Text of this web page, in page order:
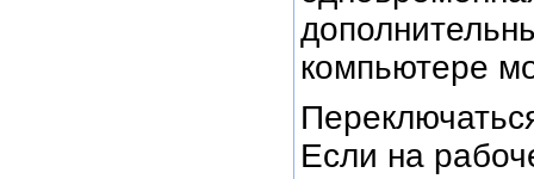
компьютере
Если на